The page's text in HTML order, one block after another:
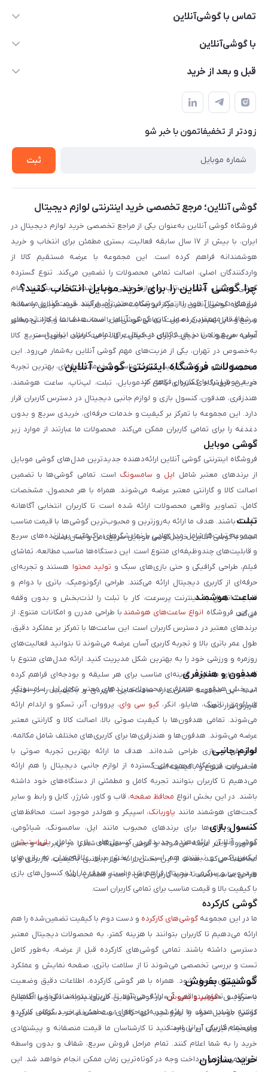
تماس با گوشی‌آنلاین
۰۲۱91001221
با گوشی‌آنلاین
درباره ما
حساب کاربری
حریم خصوصی
بلاگ
قبل و بعد از خرید
نحوه خرید از گوشی آنلاین
شرایط ضمانت هفت روزه
روش ارسال کالا در گوشی آنلاین
روش بازگردانی کالا
زودتر از تخفیفاتمون با خبر شو
ثبت
گوشی آنلاین؛ مرجع تخصصی خرید اینترنتی لوازم دیجیتال
فروشگاه گوشی آنلاین به‌عنوان یکی از مراجع تخصصی خرید لوازم دیجیتال در
ایران، با بیش از ۱۷ سال سابقه فعالیت، بستری مطمئن برای انتخاب و خرید
هوشمندانه فراهم کرده است. این مجموعه با عرضه مستقیم کالا از
واردکنندگان اصلی، اصالت تمامی محصولات را تضمین می‌کند. تنوع گسترده
گوشی موبایل، تبلت، لپ‌تاپ و لوازم جانبی باعث شده کاربران بتوانند تمام
نیازهای دیجیتال خود را از یک فروشگاه معتبر تأمین کنند. قیمت‌گذاری منصفانه
و شفاف از مهم‌ترین اصول کاری گوشی آنلاین است. هدف ما ایجاد تجربه‌ای
آسان، سریع و امن در خرید کالای دیجیتال برای تمامی کاربران ایرانی است.
چرا گوشی آنلاین را برای خرید موبایل انتخاب کنید؟
فروشگاه گوشی آنلاین با تمرکز بر رضایت مشتری، فرآیند خرید موبایل را ساده،
سریع و قابل اعتماد کرده است. تمامی گوشی‌ها با ضمانت اصالت و گارانتی معتبر
عرضه می‌شوند تا خیال کاربران از کیفیت کالا راحت باشد. تحویل سریع کالا
به‌خصوص در تهران، یکی از مزیت‌های مهم گوشی آنلاین به‌شمار می‌رود. این
مجموعه تلاش می‌کند با ترکیب قیمت مناسب و خدمات حرفه‌ای، بهترین تجربه
خرید موبایل را برای کاربران فراهم کند.
محصولات فروشگاه اینترنتی گوشی آنلاین
در این فروشگاه گستره‌ای کامل از موبایل، تبلت، لپ‌تاپ، ساعت هوشمند،
هندزفری، هدفون، کنسول بازی و لوازم جانبی دیجیتال در دسترس کاربران قرار
دارد. این مجموعه با تمرکز بر کیفیت و خدمات حرفه‌ای، خریدی سریع و بدون
دغدغه را برای تمامی کاربران ممکن می‌کند. محصولات ما عبارتند از موارد زیر
است:
گوشی موبایل
فروشگاه اینترنتی گوشی آنلاین ارائه‌دهنده جدیدترین مدل‌های گوشی موبایل
از برندهای معتبر شامل اپل و سامسونگ است. تمامی گوشی‌ها با تضمین
اصالت کالا و گارانتی معتبر عرضه می‌شوند. همراه با هر محصول، مشخصات
کامل، تصاویر واقعی محصولات ارائه شده است تا کاربران انتخابی آگاهانه
داشته باشند. هدف ما ارائه به‌روزترین و محبوب‌ترین گوشی‌ها با قیمت مناسب
است. با گوشی آنلاین، خرید گوشی موبایل سریع، امن و آسان است.
تبلت
مجموعه تبلت‌ها شامل مدل‌هایی با نمایشگرهای باکیفیت، پردازنده‌های سریع
و قابلیت‌های چندوظیفه‌ای متنوع است. این دستگاه‌ها مناسب مطالعه، تماشای
فیلم، طراحی گرافیکی و حتی بازی‌های سبک و تولید محتوا هستند و تجربه‌ای
حرفه‌ای از کاربری دیجیتال ارائه می‌کنند. طراحی ارگونومیک، باتری با دوام و
قابلیت اتصال به اینترنت پرسرعت، کار با تبلت را لذت‌بخش و بدون وقفه
می‌کند.
ساعت هوشمند
در این فروشگاه انواع ساعت‌های هوشمند با طراحی مدرن و امکانات متنوع، از
برندهای معتبر در دسترس کاربران است. این ساعت‌ها با تمرکز بر عملکرد دقیق،
طول عمر باتری بالا و تجربه کاربری آسان عرضه می‌شوند تا بتوانید فعالیت‌های
روزمره و ورزشی خود را به بهترین شکل مدیریت کنید. ارائه مدل‌های متنوع با
قابلیت‌های متفاوت، گزینه‌ای مناسب برای هر سلیقه و بودجه‌ای فراهم کرده
است. این مجموعه تلاش دارد ساعت‌هایی کاربردی و باکیفیت را در اختیار
کاربران قرار دهد.
هدفون و هندزفری
در بخش هدفون و هندزفری، محصولات برندهای معتبر شامل اپل، سامسونگ،
شیائومی، ناتینگ، هایلو، انکر، کیو سی وای، پرووان، آنر، تسکو و ارلدام ارائه
می‌شوند. تمامی هدفون‌ها با کیفیت صوتی بالا، اصالت کالا و گارانتی معتبر
عرضه می‌شوند. هدفون‌ها و هندزفری‌ها برای کاربری‌های مختلف شامل مکالمه،
موسیقی و بازی طراحی شده‌اند. هدف ما ارائه بهترین تجربه صوتی با
محصولات متنوع و باکیفیت است.
لوازم جانبی
ما در این فروشگاه مجموعه‌ای گسترده از لوازم جانبی دیجیتال را هم ارائه
می‌دهیم تا کاربران بتوانند تجربه کامل و مطمئنی از دستگاه‌های خود داشته
باشند. در این بخش انواع محافظ صفحه، قاب و کاور، شارژر، کابل و رابط و سایر
گجت‌های هوشمند مانند پاوربانک، اسپیکر و هولدر موجود است. محافظ‌های
صفحه و قاب‌ها برای برندهای محبوب مانند اپل، سامسونگ، شیائومی،
موتورولا و آنر عرضه می‌شوند و گوشی و دستگاه شما را در برابر خط و خش
محافظت می‌کنند. هدف از این بخش ارائه لوازم جانبی باکیفیت، کاربردی و با
طراحی مناسب است تا خرید کاربران کامل، راحت و مطمئن باشد.
کنسول بازی
گوشی آنلاین ارائه‌دهنده جدیدترین کنسول‌های بازی شامل پلی‌استیشن،
ایکس‌باکس و نینتندو هم است. این بخش برای علاقه‌مندان به بازی‌های
ویدیویی و سرگرمی دیجیتال فراهم شده است. هدف ما ارائه کنسول‌های بازی
با کیفیت بالا و قیمت مناسب برای تمامی کاربران است.
گوشی کارکرده
ما در این مجموعه گوشی‌های کارکرده و دست دوم با کیفیت تضمین‌شده را هم
ارائه می‌دهیم تا کاربران بتوانند با هزینه کمتر، به محصولات دیجیتال معتبر
دسترسی داشته باشند. تمامی گوشی‌های کارکرده قبل از عرضه، به‌طور کامل
تست و بررسی تخصصی می‌شوند تا از سلامت باتری، صفحه نمایش و عملکرد
فنی اطمینان حاصل شود. همراه با هر گوشی کارکرده، اطلاعات دقیق وضعیت
دستگاه و تصاویر واقعی آن ارائه می‌شود تا کاربران بتوانند انتخابی آگاهانه
داشته باشند. هدف ما ارائه تجربه‌ای حرفه‌ای و مطمئن از خرید گوشی کارکرده
برای تمام کاربران ایرانی است.
گوشیتو بفروش
با سرویس «گوشیتو بفروش» در گوشی آنلاین، می‌توانید به‌سادگی و با اطمینان
گوشی موبایل خود را بفروشید. تنها کافی است مشخصات دستگاه، مدل و
وضعیت فیزیکی آن را وارد کنید تا کارشناسان ما قیمت منصفانه و پیشنهادی
خرید را به شما اعلام کنند. تمام مراحل فروش سریع، شفاف و بدون واسطه
انجام می‌شود و پرداخت وجه در کوتاه‌ترین زمان ممکن انجام خواهد شد. این
خرید سازمان